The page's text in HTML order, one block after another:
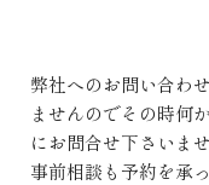
弊社へのお問い合わ
ませんのでその時何
にお問合せ下さいませ
事前相談も予約を承